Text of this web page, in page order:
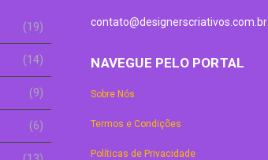
(19)
(14)
(9)
(6)
contato@designerscriativos.com.br
NAVEGUE PELO PORTAL
Sobre Nós
Termos e Condições
Políticas de Privacidade